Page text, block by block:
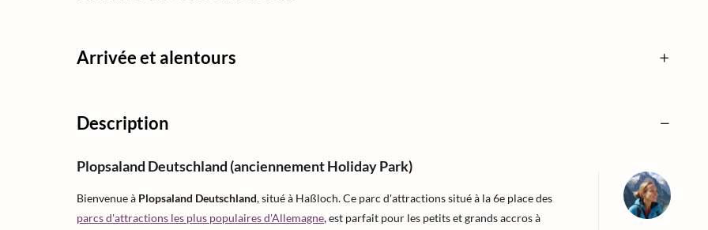
Arrivée et alentours
Description
Plopsaland Deutschland (anciennement Holiday Park)
Bienvenue à Plopsaland Deutschland, situé à Haßloch. Ce parc d'attractions situé à la 6e place des
parcs d'attractions les plus populaires d'Allemagne, est parfait pour les petits et grands accros à